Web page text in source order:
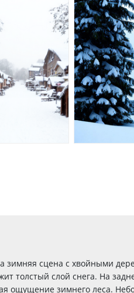
зимняя сцена с хвойными
толстый слой снега. На
ощущение зимнего леса.